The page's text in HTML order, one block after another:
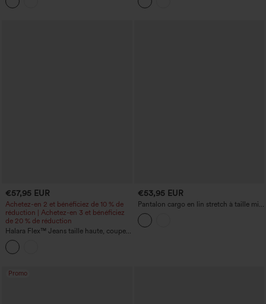
€57,95 EUR
Achetez-en 2 et bénéficiez de 10 % de
réduction | Achetez-en 3 et bénéficiez
de 20 % de réduction
Halara Flex™ Jeans taille haute, coupe
droite, effet délavé, revers décontractés,
avec poches
€53,95 EUR
Pantalon cargo en lin stretch à taille mi-
haute, coupe droite, à cordon de serrage
et poches
Promo